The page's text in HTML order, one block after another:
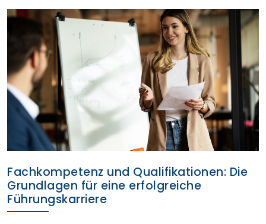
NEWS
ÜBER UNS
Finden Sie Ihre Weiterbildung
SUCHEN
Fachkompetenz und Qualifikationen: Die
Grundlagen für eine erfolgreiche
Führungskarriere